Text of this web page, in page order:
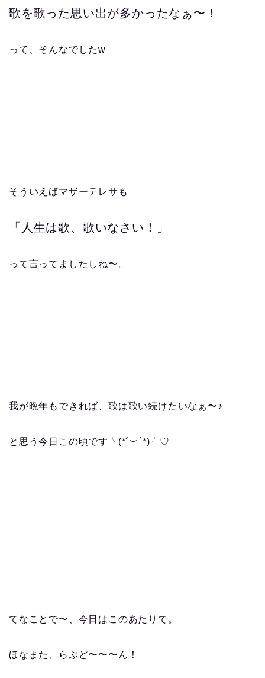
歌を歌った思い出が多かったなぁ〜！
って、そんなでしたw
そういえばマザーテレサも
「人生は歌、歌いなさい！」
って言ってましたしね〜。
我が晩年もできれば、歌は歌い続けたいなぁ〜♪
と思う今日この頃です╰(*´︶`*)╯♡
てなことで〜、今日はこのあたりで。
ほなまた、らぶど〜〜〜ん！